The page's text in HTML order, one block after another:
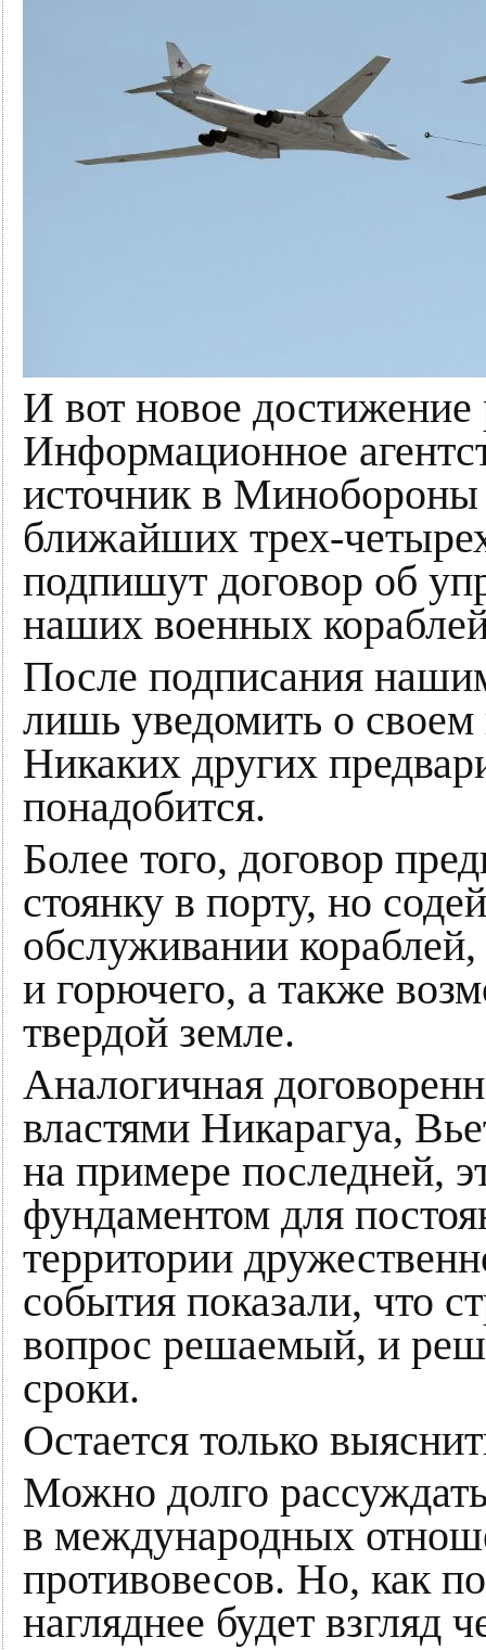
И вот новое
Информационное
источник в Минобороны
ближайших трех-
подпишут договор об
наших военных
После подписания
лишь уведомить о
Никаких других
понадобится.
Более того, договор
стоянку в порту, но
обслуживании
и горючего, а также
твердой земле.
Аналогичная
властями Никарагуа,
на примере последней,
фундаментом для
территории
события показали, что
вопрос решаемый, и
сроки.
Остается только
Можно долго
в международных
противовесов. Но, как
нагляднее будет взгляд